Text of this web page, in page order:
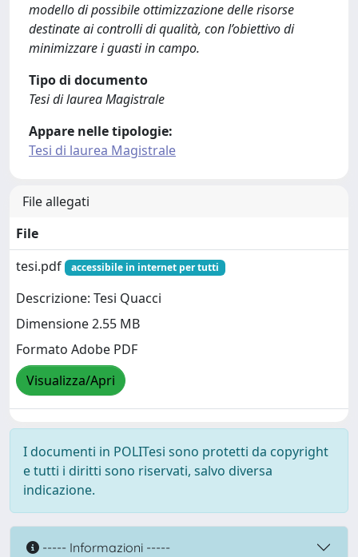
modello di possibile ottimizzazione delle risorse
destinate ai controlli di qualità, con l’obiettivo di
minimizzare i guasti in campo.
Tipo di documento
Tesi di laurea Magistrale
Appare nelle tipologie:
Tesi di laurea Magistrale
File allegati
File
tesi.pdf
accessibile in internet per tutti
Descrizione: Tesi Quacci
Dimensione 2.55 MB
Formato Adobe PDF
Visualizza/Apri
I documenti in POLITesi sono protetti da copyright
e tutti i diritti sono riservati, salvo diversa
indicazione.
----- Informazioni -----